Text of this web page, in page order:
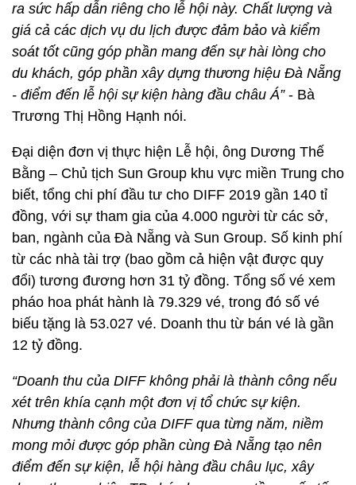
ra sức hấp dẫn riêng cho lễ hội này. Chất lượng và
giá cả các dịch vụ du lịch được đảm bảo và kiểm
soát tốt cũng góp phần mang đến sự hài lòng cho
du khách, góp phần xây dựng thương hiệu Đà Nẵng
- điểm đến lễ hội sự kiện hàng đầu châu Á” - Bà
Trương Thị Hồng Hạnh nói.
Đại diện đơn vị thực hiện Lễ hội, ông Dương Thế
Bằng – Chủ tịch Sun Group khu vực miền Trung cho
biết, tổng chi phí đầu tư cho DIFF 2019 gần 140 tỉ
đồng, với sự tham gia của 4.000 người từ các sở,
ban, ngành của Đà Nẵng và Sun Group. Số kinh phí
từ các nhà tài trợ (bao gồm cả hiện vật được quy
đổi) tương đương hơn 31 tỷ đồng. Tổng số vé xem
pháo hoa phát hành là 79.329 vé, trong đó số vé
biếu tặng là 53.027 vé. Doanh thu từ bán vé là gần
12 tỷ đồng.
“Doanh thu của DIFF không phải là thành công nếu
xét trên khía cạnh một đơn vị tổ chức sự kiện.
Nhưng thành công của DIFF qua từng năm, niềm
mong mỏi được góp phần cùng Đà Nẵng tạo nên
điểm đến sự kiện, lễ hội hàng đầu châu lục, xây